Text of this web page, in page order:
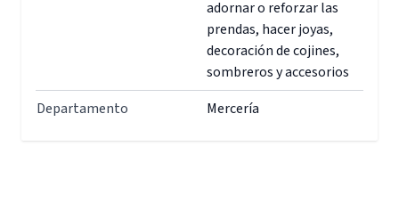
adornar o reforzar las
prendas, hacer joyas,
decoración de cojines,
sombreros y accesorios
Departamento
Mercería